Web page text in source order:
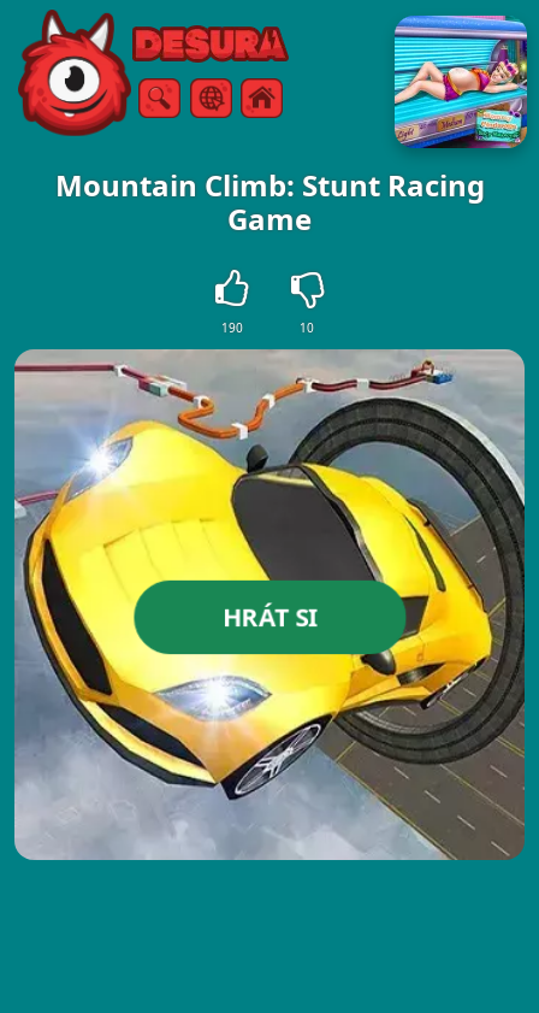
Free Online Games
Vyhledávání
Menu
Mountain Climb: Stunt Racing
Game
190 10
HRÁT SI